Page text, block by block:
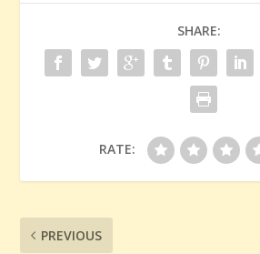
SHARE:
RATE:
PREVIOUS